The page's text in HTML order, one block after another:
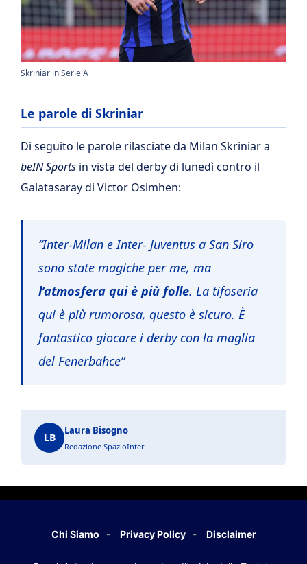
Skriniar in Serie A
Le parole di Skriniar
Di seguito le parole rilasciate da Milan Skriniar a
beIN Sports in vista del derby di lunedì contro il
Galatasaray di Victor Osimhen:
“Inter-Milan e Inter- Juventus a San Siro
sono state magiche per me, ma
l’atmosfera qui è più folle. La tifoseria
qui è più rumorosa, questo è sicuro. È
fantastico giocare i derby con la maglia
del Fenerbahce”
LB
Laura Bisogno
Redazione SpazioInter
Chi Siamo Privacy Policy Disclaimer